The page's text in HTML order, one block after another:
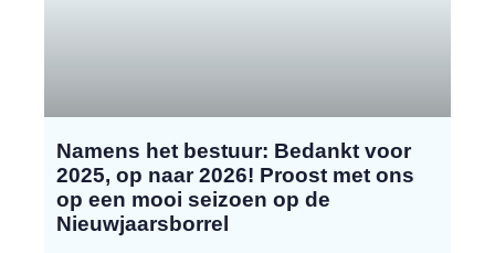
Namens het bestuur: Bedankt voor
2025, op naar 2026! Proost met ons
op een mooi seizoen op de
Nieuwjaarsborrel